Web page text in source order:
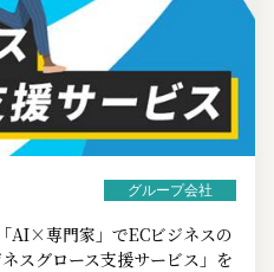
グループ会社
AI×専門家」でECビジネスの
スグロース支援サービス」を